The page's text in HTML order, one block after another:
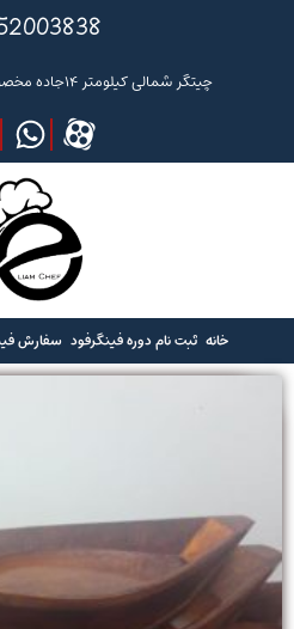
چیتگر شمالی کیلومتر ۱۴جاده مخصوص خ انصار کوچه شریفیان
خانه ثبت نام دوره فینگرفود سفارش